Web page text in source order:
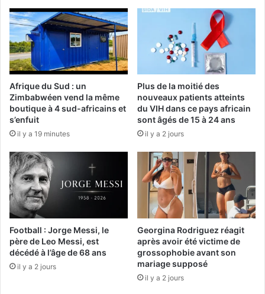
Afrique du Sud : un
Zimbabwéen vend la même
boutique à 4 sud-africains et
s’enfuit
il y a 19 minutes
Plus de la moitié des
nouveaux patients atteints
du VIH dans ce pays africain
sont âgés de 15 à 24 ans
il y a 2 jours
Football : Jorge Messi, le
père de Leo Messi, est
décédé à l’âge de 68 ans
il y a 2 jours
Georgina Rodriguez réagit
après avoir été victime de
grossophobie avant son
mariage supposé
il y a 2 jours